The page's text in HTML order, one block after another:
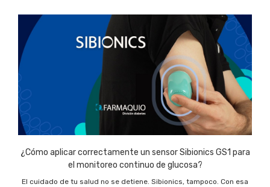
¿Cómo aplicar correctamente un sensor Sibionics GS1 para
el monitoreo continuo de glucosa?
El cuidado de tu salud no se detiene. Sibionics, tampoco. Con esa